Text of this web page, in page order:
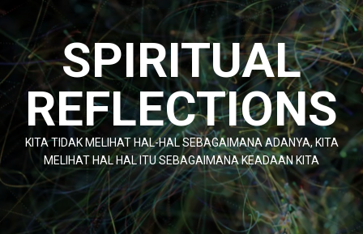
Skip
content
SPIRITUAL
REFLECTIONS
KITA TIDAK MELIHAT HAL-HAL SEBAGAIMANA ADANYA, KITA
MELIHAT HAL HAL ITU SEBAGAIMANA KEADAAN KITA